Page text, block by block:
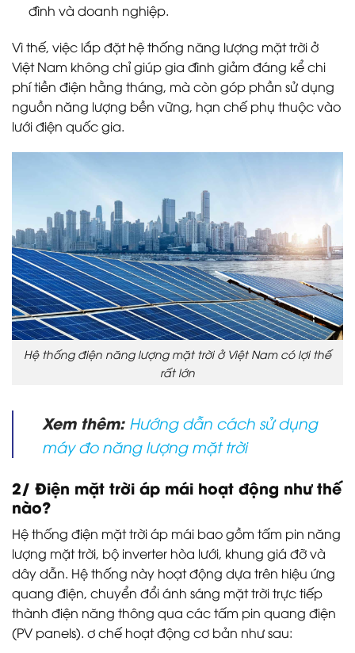
đình và doanh nghiệp.
Vì thế, việc lắp đặt hệ thống năng lượng mặt trời ở
Việt Nam không chỉ giúp gia đình giảm đáng kể chi
phí tiền điện hằng tháng, mà còn góp phần sử dụng
nguồn năng lượng bền vững, hạn chế phụ thuộc vào
lưới điện quốc gia.
Hệ thống điện năng lượng mặt trời ở Việt Nam có lợi thế
rất lớn
Xem thêm: Hướng dẫn cách sử dụng
máy đo năng lượng mặt trời
2/ Điện mặt trời áp mái hoạt động như thế
nào?
Hệ thống điện mặt trời áp mái bao gồm tấm pin năng
lượng mặt trời, bộ inverter hòa lưới, khung giá đỡ và
dây dẫn. Hệ thống này hoạt động dựa trên hiệu ứng
quang điện, chuyển đổi ánh sáng mặt trời trực tiếp
thành điện năng thông qua các tấm pin quang điện
(PV panels). ơ chế hoạt động cơ bản như sau: